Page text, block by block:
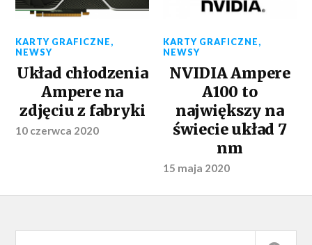
KARTY GRAFICZNE,
NEWSY
Układ chłodzenia
Ampere na
zdjęciu z fabryki
10 czerwca 2020
KARTY GRAFICZNE,
NEWSY
NVIDIA Ampere
A100 to
największy na
świecie układ 7
nm
15 maja 2020